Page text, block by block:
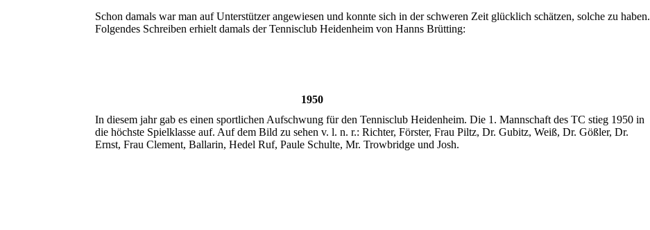
Schon damals war man auf Unterstützer angewiesen und konnte sich in der schweren Zeit glücklich schätzen, solche zu haben.
Folgendes Schreiben erhielt damals der Tennisclub Heidenheim von Hanns Brütting:
1950
In diesem jahr gab es einen sportlichen Aufschwung für den Tennisclub Heidenheim. Die 1. Mannschaft des TC stieg 1950 in
die höchste Spielklasse auf. Auf dem Bild zu sehen v. l. n. r.: Richter, Förster, Frau Piltz, Dr. Gubitz, Weiß, Dr. Gößler, Dr.
Ernst, Frau Clement, Ballarin, Hedel Ruf, Paule Schulte, Mr. Trowbridge und Josh.